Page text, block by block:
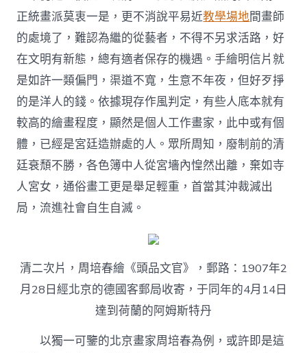
正統畫派莫衷一是，更不消說平易近教學場地間畫師
的處境了，難認為繼的從藝者，不得不另求活路，好
在文明有新態，總有適者保存的機遇。手繪明信片就
是如許一類偏門，渠道不寬，生意不年夜，但好歹掙
的是洋人的錢。依據現存作風判定，有些人底本就有
較高的繪畫程度，顯然是個人工作畫家，此中或有個
體，已經是宮廷造辦處的人。眾所周知，廢制前的清
廷衰頹不勝，各色簿中人從宮墻內惶然出離，棄如寺
人宮女，通俗畫工更是舉足輕重，首當其沖裁減出
局，流進社會自生自滅。
清二次片，周培春繪《頭品文官》，郵路：1907年2
月28日經北京的德國客郵局收寄，于同年的4月14日
達到荷蘭的阿姆斯特丹
以獨一可鑒的北京畫家周培春為例，或許即是這